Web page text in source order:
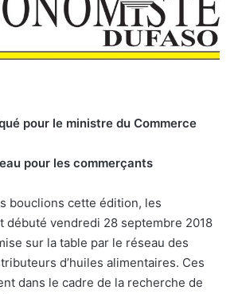
pour le ministre du Commerce
pour les commerçants
bouclions cette édition, les
débuté vendredi 28 septembre 2018
sur la table par le réseau des
d’huiles alimentaires. Ces
dans le cadre de la recherche de